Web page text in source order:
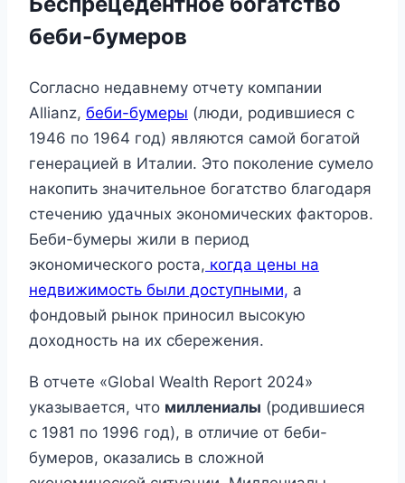
беби-бумеров
Согласно недавнему отчету компании
Allianz, беби-бумеры (люди, родившиеся с
1946 по 1964 год) являются самой богатой
генерацией в Италии. Это поколение сумело
накопить значительное богатство благодаря
стечению удачных экономических факторов.
Беби-бумеры жили в период
экономического роста, когда цены на
недвижимость были доступными, а
фондовый рынок приносил высокую
доходность на их сбережения.
В отчете «Global Wealth Report 2024»
указывается, что миллениалы (родившиеся
с 1981 по 1996 год), в отличие от беби-
бумеров, оказались в сложной